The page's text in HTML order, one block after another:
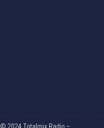
© 2024 Totalmix Radio –